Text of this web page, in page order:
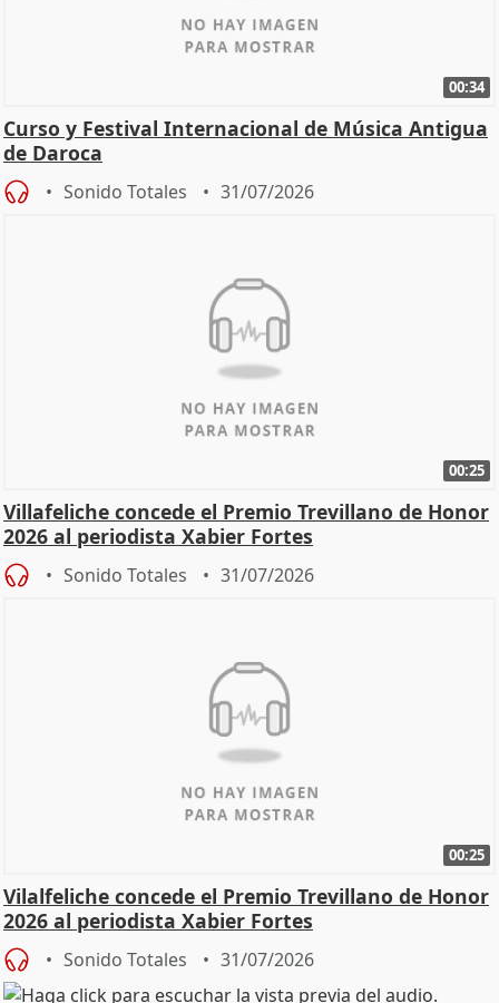
00:34
Curso y Festival Internacional de Música Antigua
de Daroca
Sonido Totales 31/07/2026
00:25
Villafeliche concede el Premio Trevillano de Honor
2026 al periodista Xabier Fortes
Sonido Totales 31/07/2026
00:25
Vilalfeliche concede el Premio Trevillano de Honor
2026 al periodista Xabier Fortes
Sonido Totales 31/07/2026